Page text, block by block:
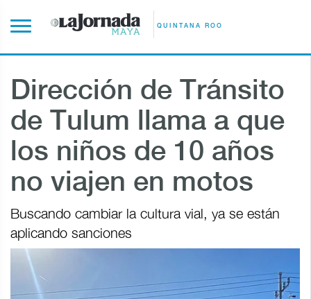
QUINTANA ROO
Dirección de Tránsito
de Tulum llama a que
los niños de 10 años
no viajen en motos
Buscando cambiar la cultura vial, ya se están
aplicando sanciones